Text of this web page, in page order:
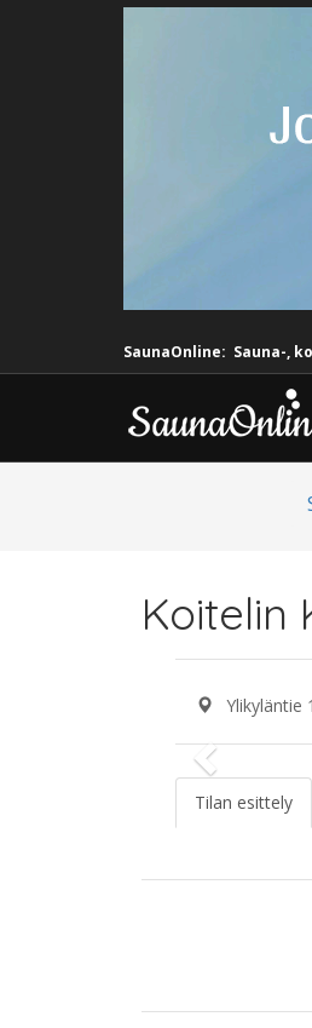
SaunaOnline: Sauna-,
Koitelin
Ylikyläntie
Previous
Tilan esittely